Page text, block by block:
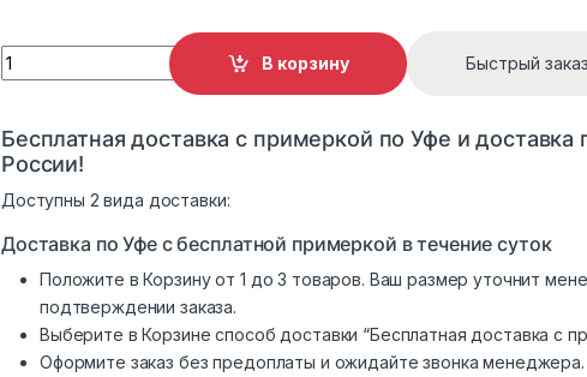
Пуховик Dellione 212-254 quantityВ корзину Быстрый заказ
Бесплатная доставка с примеркой по Уфе и доставка
России!
Доступны 2 вида доставки:
Доставка по Уфе с бесплатной примеркой в течение суток
Положите в Корзину от 1 до 3 товаров. Ваш размер уточнит
подтверждении заказа.
Выберите в Корзине способ доставки “Бесплатная доставка с
Оформите заказ без предоплаты и ожидайте звонка менеджера.